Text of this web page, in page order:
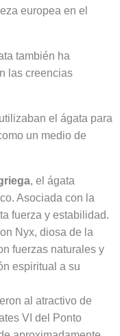
europea en el
también ha
las creencias
el ágata para
un medio de
, el ágata
Asociada con la
fuerza y estabilidad.
Nyx, diosa de la
fuerzas naturales y
espiritual a su
al atractivo de
VI del Ponto